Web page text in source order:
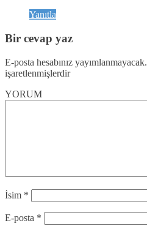
Yanıtla
Bir cevap yaz
E-posta hesabınız yayımlanmayacak.
işaretlenmişlerdir
YORUM
İsim *
E-posta *